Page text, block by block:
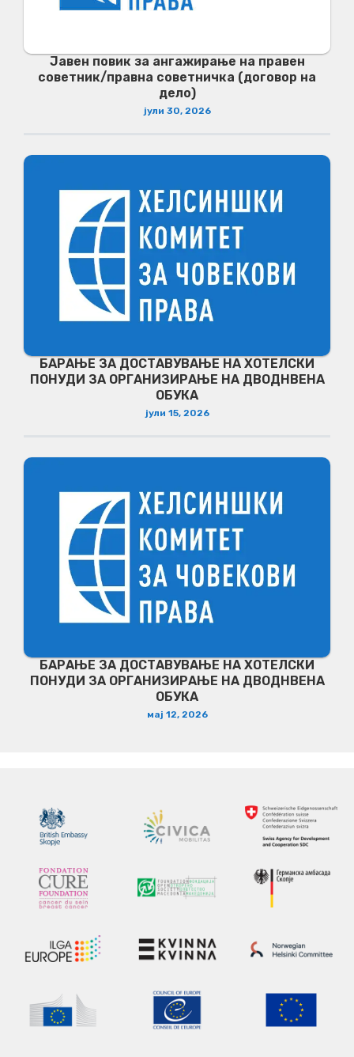
Јавен повик за ангажирање на правен
советник/правна советничка (договор на
дело)
јули 30, 2026
БАРАЊЕ ЗА ДОСТАВУВАЊЕ НA ХОТЕЛСКИ
ПОНУДИ ЗА ОРГАНИЗИРАЊЕ НА ДВОДНВЕНА
ОБУКА
јули 15, 2026
БАРАЊЕ ЗА ДОСТАВУВАЊЕ НA ХОТЕЛСКИ
ПОНУДИ ЗА ОРГАНИЗИРАЊЕ НА ДВОДНВЕНА
ОБУКА
мај 12, 2026